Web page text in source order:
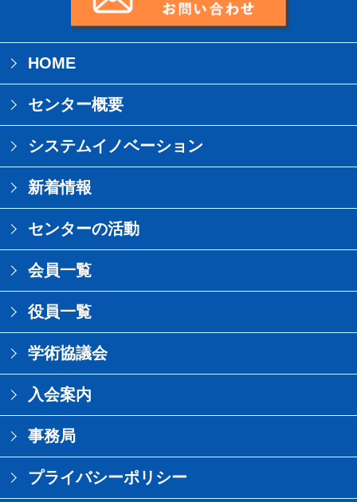
HOME
センター概要
システムイノベーション
新着情報
センターの活動
会員一覧
役員一覧
学術協議会
入会案内
事務局
プライバシーポリシー